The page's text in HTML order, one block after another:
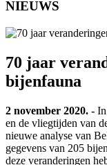
NIEUWS
70 jaar
bijenfauna
2 november 2020. -
en de vliegtijden van
nieuwe analyse van
gegevens van 205
deze veranderingen